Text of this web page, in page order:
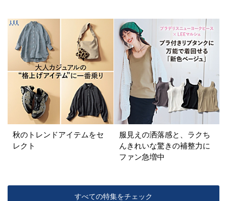
秋のトレンドアイテムをセ
レクト
服見えの洒落感と、ラクち
んきれいな驚きの補整力に
ファン急増中
すべての特集をチェック